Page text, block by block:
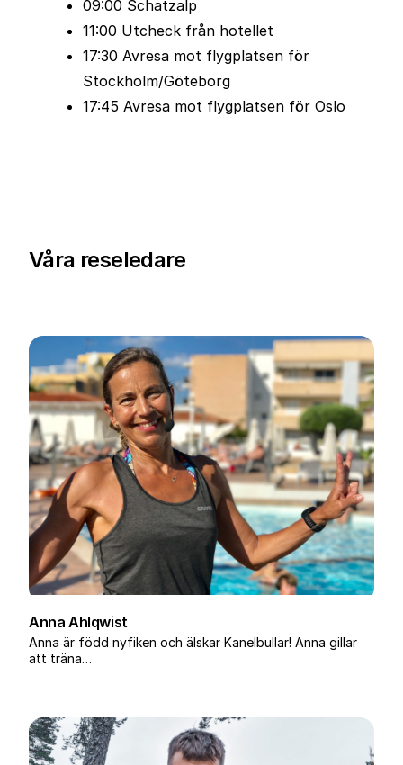
09:00 Schatzalp
11:00 Utcheck från hotellet
17:30 Avresa mot flygplatsen för
Stockholm/Göteborg
17:45 Avresa mot flygplatsen för Oslo
Våra reseledare
Anna Ahlqwist
Anna är född nyfiken och älskar Kanelbullar! Anna gillar
att träna…